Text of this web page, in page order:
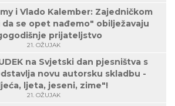
i Vlado Kalember: Zajedničkom
da se opet nađemo" obilježavaju
prijateljstvo
21. OŽUJAK
na Svjetski dan pjesništva s
novu autorsku skladbu -
ljeta, jeseni, zime"!
21. OŽUJAK